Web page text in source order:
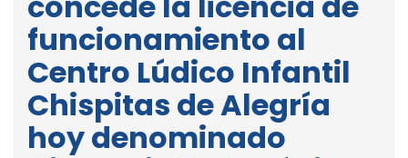
funcionamiento al
Centro Lúdico Infantil
Chispitas de Alegría
hoy denominado